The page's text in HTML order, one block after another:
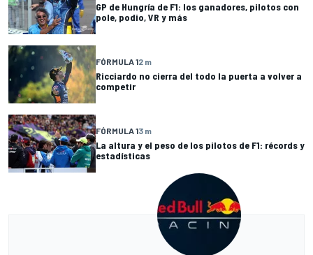
GP de Hungría de F1: los ganadores, pilotos con
pole, podio, VR y más
FÓRMULA 12 m
Ricciardo no cierra del todo la puerta a volver a
competir
FÓRMULA 13 m
La altura y el peso de los pilotos de F1: récords y
estadísticas